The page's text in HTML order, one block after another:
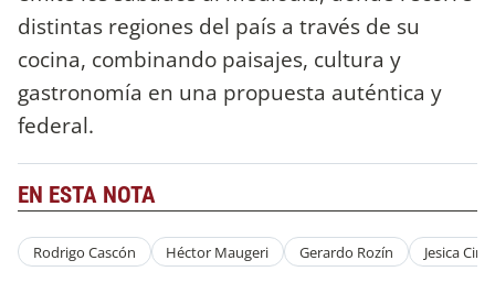
distintas regiones del país a través de su
cocina, combinando paisajes, cultura y
gastronomía en una propuesta auténtica y
federal.
EN ESTA NOTA
Rodrigo Cascón Héctor Maugeri Gerardo Rozín Jesica Cirio